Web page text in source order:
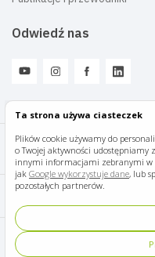
Ta strona używa ciasteczek
Plików cookie używamy do
o Twojej aktywności udostępniamy
innymi informacjami zebranymi w
jak Google wykorzystuje dane, lub
pozostałych partnerów.
Odwiedź nas
Mazury Travel © 2026
Polityka prywatności